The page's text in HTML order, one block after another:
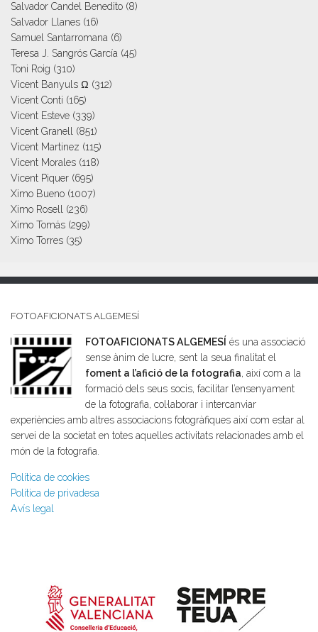
Salvador Candel Benedito (8)
Salvador Llanes (16)
Samuel Santarromana (6)
Teresa J. Sangrós García (45)
Toni Roig (310)
Vicent Banyuls Ω (312)
Vicent Conti (165)
Vicent Esteve (339)
Vicent Granell (851)
Vicent Martinez (115)
Vicent Morales (118)
Vicent Piquer (695)
Ximo Bueno (1007)
Ximo Rosell (236)
Ximo Tomás (299)
Ximo Torres (35)
FOTOAFICIONATS ALGEMESÍ
FOTOAFICIONATS ALGEMESÍ és una associació
sense ànim de lucre, sent la seua finalitat el
foment a l’afició de la fotografia, així com a la
formació dels seus socis, facilitar l’ensenyament
de la fotografia, col·laborar i intercanviar
experiències amb altres associacions fotogràfiques així com estar al
servei de la societat en totes aquelles activitats relacionades amb el
món de la fotografia.
Política de cookies
Política de privadesa
Avís legal